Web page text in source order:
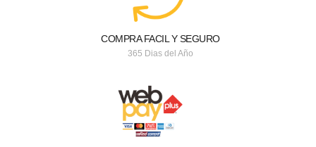
COMPRA FACIL Y SEGURO
365 Dias del Año